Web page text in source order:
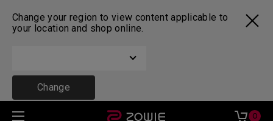
Change your region to view content applicable to
your location and shop online.
Change
0